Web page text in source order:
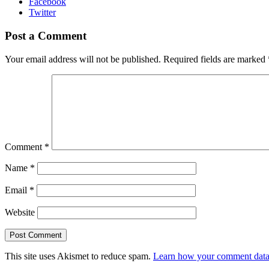
Twitter
Post a Comment
Your email address will not be published. Required fields are marked
Comment *
Name *
Email *
Website
This site uses Akismet to reduce spam. Learn how your comment